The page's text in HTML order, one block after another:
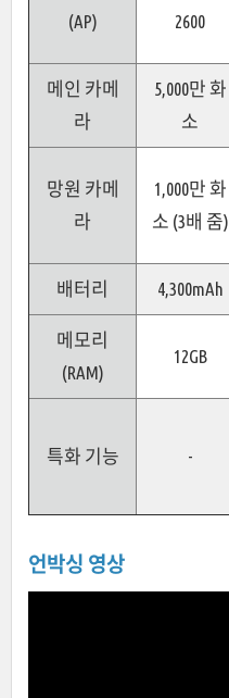
(AP)
2600
메인 카메
라
5,000만 화
소
망원 카메
라
1,000만 화
소 (3배 줌)
배터리 4,300mAh
메모리
(RAM)
12GB
특화 기능 -
언박싱 영상